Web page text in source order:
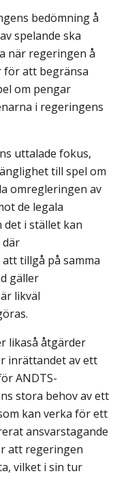
bedömning å
spelande ska
när regeringen å
för att begränsa
om pengar
i regeringens
uttalade fokus,
till spel om
omregleringen av
de legala
i stället kan
där
tillgå på samma
gäller
likväl
likaså åtgärder
in­rättandet av ett
ANDTS-
stora behov av ett
kan verka för ett
ansvarstagande
att regeringen
vilket i sin tur